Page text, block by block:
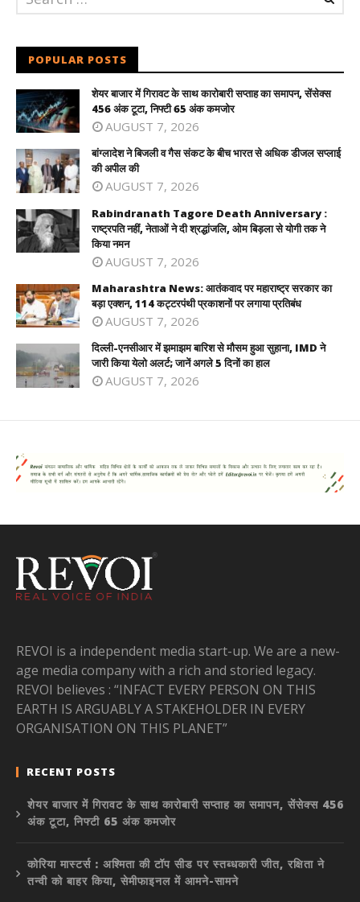
POPULAR POSTS
शेयर बाजार में गिरावट के साथ कारोबारी सप्ताह का समापन, सेंसेक्स
456 अंक टूटा, निफ्टी 65 अंक कमजोर
AUGUST 7, 2026
बांग्लादेश ने बिजली व गैस संकट के बीच भारत से अधिक डीजल सप्लाई
की अपील की
AUGUST 7, 2026
Rabindranath Tagore Death Anniversary :
राष्ट्रपति नहीं, नेताओं ने दी श्रद्धांजलि, ओम बिड़ला से योगी तक ने
किया नमन
AUGUST 7, 2026
Maharashtra News: आतंकवाद पर महाराष्ट्र सरकार का
बड़ा एक्शन, 114 कट्टरपंथी प्रकाशनों पर लगाया प्रतिबंध
AUGUST 7, 2026
दिल्ली-एनसीआर में झमाझम बारिश से मौसम हुआ सुहाना, IMD ने
जारी किया येलो अलर्ट; जानें अगले 5 दिनों का हाल
AUGUST 7, 2026
REVOI is a independent media start-up. We are a new-
age media company with a rich and storied legacy.
REVOI believes : “INFACT EVERY PERSON ON THIS
EARTH IS ARGUABLY A STAKEHOLDER IN EVERY
ORGANISATION ON THIS PLANET”
RECENT POSTS
शेयर बाजार में गिरावट के साथ कारोबारी सप्ताह का समापन, सेंसेक्स 456
अंक टूटा, निफ्टी 65 अंक कमजोर
कोरिया मास्टर्स : अश्मिता की टॉप सीड पर स्तब्धकारी जीत, रक्षिता ने
तन्वी को बाहर किया, सेमीफाइनल में आमने-सामने